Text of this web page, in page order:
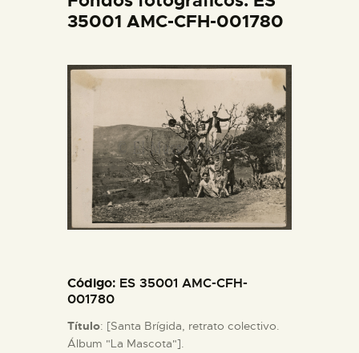
PREPARAR LA VISITA
ACTIVIDADES
█
EL MUSEO
COLECCIONES
DIDÁCTICA
35001 AMC-CFH-001780
Código: ES 35001 AMC-CFH-
001780
Título: [Santa Brígida, retrato colectivo.
Álbum "La Mascota"].